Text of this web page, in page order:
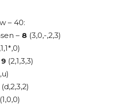
– 40:
– 8 (3,0,-,2,3)
9 (2,1,3,3)
(d,2,3,2)
(1,0,0)